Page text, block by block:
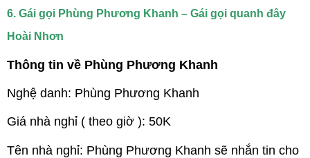
6. Gái gọi Phùng Phương Khanh – Gái gọi quanh đây
Hoài Nhơn
Thông tin về Phùng Phương Khanh
Nghệ danh: Phùng Phương Khanh
Giá nhà nghỉ ( theo giờ ): 50K
Tên nhà nghỉ: Phùng Phương Khanh sẽ nhắn tin cho